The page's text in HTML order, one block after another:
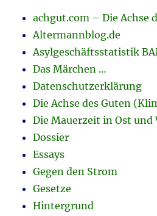
achgut.com – Die Achse
Altermannblog.de
Asylgeschäftsstatistik
Das Märchen …
Datenschutzerklärung
Die Achse des Guten
Die Mauerzeit in Ost und
Dossier
Essays
Gegen den Strom
Gesetze
Hintergrund